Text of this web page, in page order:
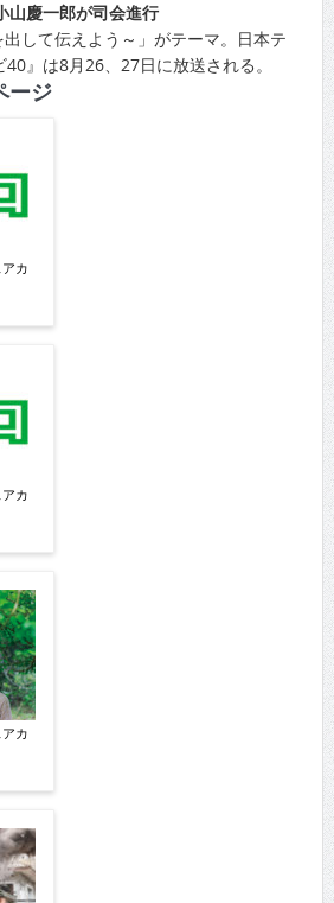
山慶一郎が司会進行
して伝えよう～」がテーマ。日本テ
』は8月26、27日に放送される。
ージ
カ
カ
カ